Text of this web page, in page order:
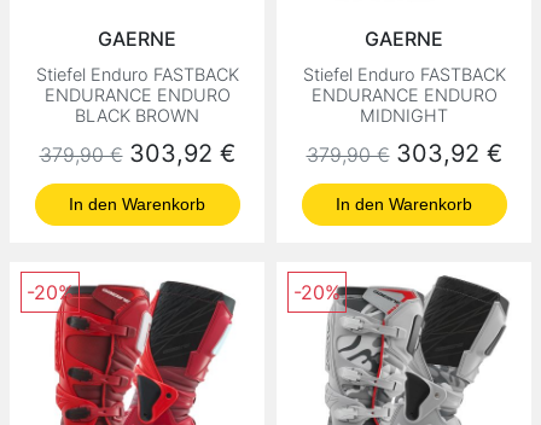
GAERNE
Stiefel Enduro FASTBACK
ENDURANCE ENDURO
BLACK BROWN
Normaler Preis
379,90 € Preis
303,92 €
In den Warenkorb
GAERNE
Stiefel Enduro FASTBACK
ENDURANCE ENDURO
MIDNIGHT
Normaler Preis
379,90 € Preis
303,92 €
In den Warenkorb
-20% -20%